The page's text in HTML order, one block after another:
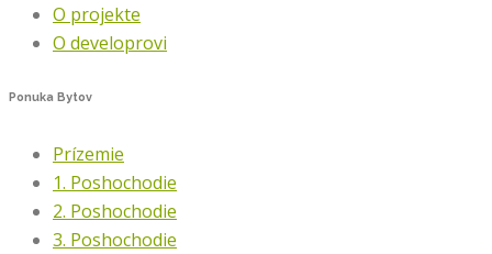
O projekte
O developrovi
Ponuka Bytov
Prízemie
1. Poshochodie
2. Poshochodie
3. Poshochodie